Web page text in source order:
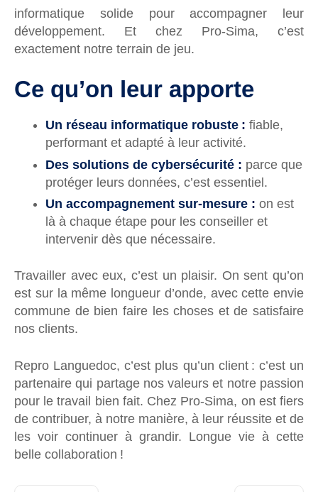
informatique solide pour accompagner leur
développement. Et chez Pro-Sima, c’est
exactement notre terrain de jeu.
Ce qu’on leur apporte
Un réseau informatique robuste : fiable,
performant et adapté à leur activité.
Des solutions de cybersécurité : parce que
protéger leurs données, c’est essentiel.
Un accompagnement sur-mesure : on est
là à chaque étape pour les conseiller et
intervenir dès que nécessaire.
Travailler avec eux, c’est un plaisir. On sent qu’on
est sur la même longueur d’onde, avec cette envie
commune de bien faire les choses et de satisfaire
nos clients.
Repro Languedoc, c’est plus qu’un client : c’est un
partenaire qui partage nos valeurs et notre passion
pour le travail bien fait. Chez Pro-Sima, on est fiers
de contribuer, à notre manière, à leur réussite et de
les voir continuer à grandir. Longue vie à cette
belle collaboration !